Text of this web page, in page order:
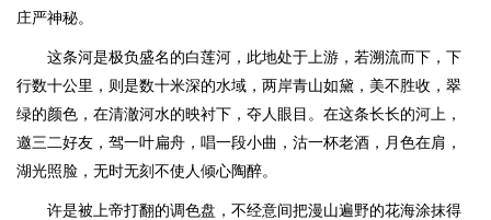
庄严神秘。
这条河是极负盛名的白莲河，此地处于上游，若溯流而下，下
行数十公里，则是数十米深的水域，两岸青山如黛，美不胜收，翠
绿的颜色，在清澈河水的映衬下，夺人眼目。在这条长长的河上，
邀三二好友，驾一叶扁舟，唱一段小曲，沽一杯老酒，月色在肩，
湖光照脸，无时无刻不使人倾心陶醉。
许是被上帝打翻的调色盘，不经意间把漫山遍野的花海涂抹得